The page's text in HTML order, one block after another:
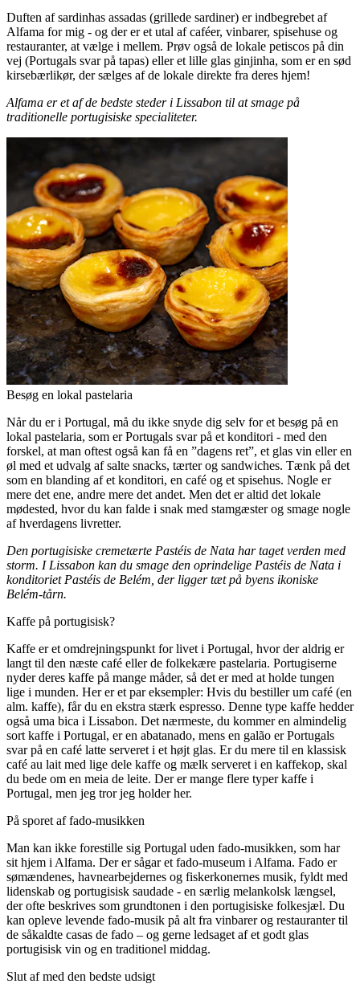
Duften af sardinhas assadas (grillede sardiner) er indbegrebet af
Alfama for mig - og der er et utal af caféer, vinbarer, spisehuse og
restauranter, at vælge i mellem. Prøv også de lokale petiscos på din
vej (Portugals svar på tapas) eller et lille glas ginjinha, som er en sød
kirsebærlikør, der sælges af de lokale direkte fra deres hjem!
Alfama er et af de bedste steder i Lissabon til at smage på
traditionelle portugisiske specialiteter.
Besøg en lokal pastelaria
Når du er i Portugal, må du ikke snyde dig selv for et besøg på en
lokal pastelaria, som er Portugals svar på et konditori - med den
forskel, at man oftest også kan få en ”dagens ret”, et glas vin eller en
øl med et udvalg af salte snacks, tærter og sandwiches. Tænk på det
som en blanding af et konditori, en café og et spisehus. Nogle er
mere det ene, andre mere det andet. Men det er altid det lokale
mødested, hvor du kan falde i snak med stamgæster og smage nogle
af hverdagens livretter.
Den portugisiske cremetærte Pastéis de Nata har taget verden med
storm. I Lissabon kan du smage den oprindelige Pastéis de Nata i
konditoriet Pastéis de Belém, der ligger tæt på byens ikoniske
Belém-tårn.
Kaffe på portugisisk?
Kaffe er et omdrejningspunkt for livet i Portugal, hvor der aldrig er
langt til den næste café eller de folkekære pastelaria. Portugiserne
nyder deres kaffe på mange måder, så det er med at holde tungen
lige i munden. Her er et par eksempler: Hvis du bestiller um café (en
alm. kaffe), får du en ekstra stærk espresso. Denne type kaffe hedder
også uma bica i Lissabon. Det nærmeste, du kommer en almindelig
sort kaffe i Portugal, er en abatanado, mens en galão er Portugals
svar på en café latte serveret i et højt glas. Er du mere til en klassisk
café au lait med lige dele kaffe og mælk serveret i en kaffekop, skal
du bede om en meia de leite. Der er mange flere typer kaffe i
Portugal, men jeg tror jeg holder her.
På sporet af fado-musikken
Man kan ikke forestille sig Portugal uden fado-musikken, som har
sit hjem i Alfama. Der er sågar et fado-museum i Alfama. Fado er
sømændenes, havnearbejdernes og fiskerkonernes musik, fyldt med
lidenskab og portugisisk saudade - en særlig melankolsk længsel,
der ofte beskrives som grundtonen i den portugisiske folkesjæl. Du
kan opleve levende fado-musik på alt fra vinbarer og restauranter til
de såkaldte casas de fado – og gerne ledsaget af et godt glas
portugisisk vin og en traditionel middag.
Slut af med den bedste udsigt